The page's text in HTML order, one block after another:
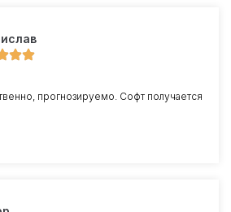
прогнозируемо. Софт получается